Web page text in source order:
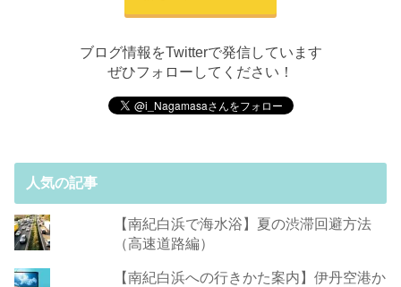
ブログ情報をTwitterで発信しています
ぜひフォローしてください！
人気の記事
【南紀白浜で海水浴】夏の渋滞回避方法
（高速道路編）
【南紀白浜への行きかた案内】伊丹空港か